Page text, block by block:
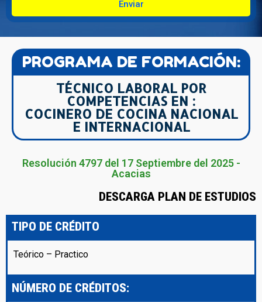
Enviar
PROGRAMA DE FORMACIÓN:
TÉCNICO LABORAL POR
COMPETENCIAS EN :
COCINERO DE COCINA NACIONAL
E INTERNACIONAL
Resolución 4797 del 17 Septiembre del 2025 -
Acacias
DESCARGA PLAN DE ESTUDIOS
TIPO DE CRÉDITO
Teórico – Practico
NÚMERO DE CRÉDITOS: